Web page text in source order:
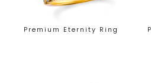
Premium Eternity Ring